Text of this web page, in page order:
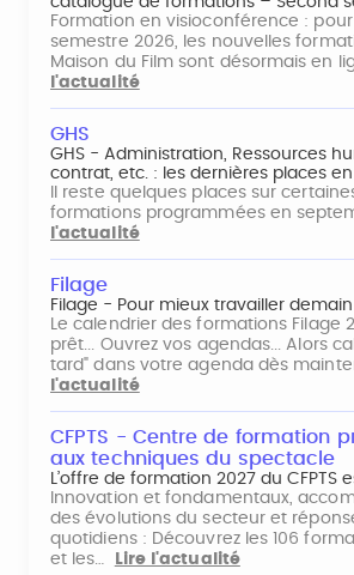
Formation en visioconférence :
semestre 2026, les nouvelles
Maison du Film sont désormais en
l'actualité
GHS
GHS - Administration, Ressources
contrat, etc. : les dernières places
Il reste quelques places sur
formations programmées en
l'actualité
Filage
Filage - Pour mieux travailler demain
Le calendrier des formations Filage
prêt... Ouvrez vos agendas... Alors
tard" dans votre agenda dès
l'actualité
CFPTS - Centre de formation
aux techniques du spectacle
L’offre de formation 2027 du CFPTS
Innovation et fondamentaux,
des évolutions du secteur et
quotidiens : Découvrez les 106
et les…
Lire l'actualité